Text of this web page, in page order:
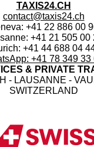
TAXIS24.CH
contact@taxis24.ch
+41 22 886 00
+41 21 505 00
+41 44 688 04
+41 78 349 33
& PRIVATE
- LAUSANNE -
SWITZERLAND